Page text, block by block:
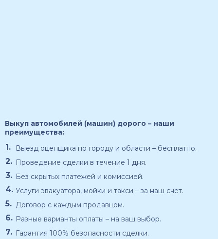
Выкуп автомобилей (машин) дорого – наши
преимущества:
Выезд оценщика по городу и области – бесплатно.
Проведение сделки в течение 1 дня.
Без скрытых платежей и комиссией.
Услуги эвакуатора, мойки и такси – за наш счет.
Договор с каждым продавцом.
Разные варианты оплаты – на ваш выбор.
Гарантия 100% безопасности сделки.